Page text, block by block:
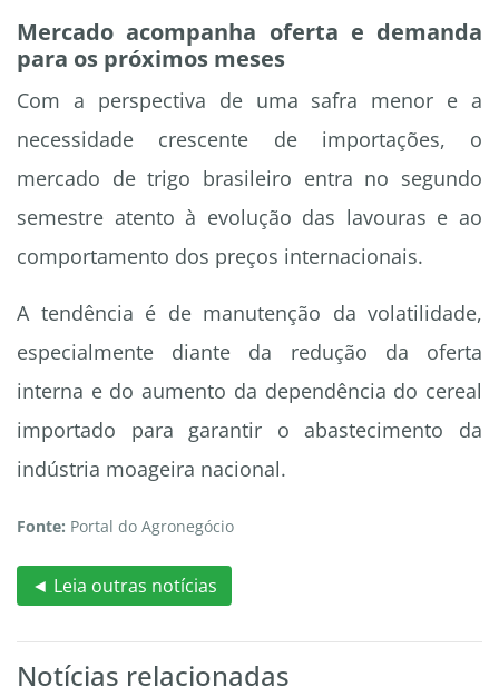
Mercado acompanha oferta e demanda
para os próximos meses
Com a perspectiva de uma safra menor e a
necessidade crescente de importações, o
mercado de trigo brasileiro entra no segundo
semestre atento à evolução das lavouras e ao
comportamento dos preços internacionais.
A tendência é de manutenção da volatilidade,
especialmente diante da redução da oferta
interna e do aumento da dependência do cereal
importado para garantir o abastecimento da
indústria moageira nacional.
Fonte: Portal do Agronegócio
◄ Leia outras notícias
Notícias relacionadas